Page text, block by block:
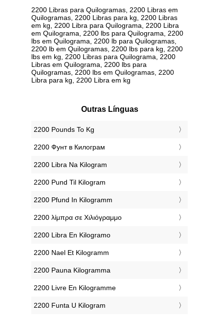
2200 Libras para Quilogramas, 2200 Libras em
Quilogramas, 2200 Libras para kg, 2200 Libras
em kg, 2200 Libra para Quilograma, 2200 Libra
em Quilograma, 2200 lbs para Quilograma, 2200
lbs em Quilograma, 2200 lb para Quilogramas,
2200 lb em Quilogramas, 2200 lbs para kg, 2200
lbs em kg, 2200 Libras para Quilograma, 2200
Libras em Quilograma, 2200 lbs para
Quilogramas, 2200 lbs em Quilogramas, 2200
Libra para kg, 2200 Libra em kg
Outras Línguas
‎2200 Pounds To Kg
‎2200 Фунт в Килограм
‎2200 Libra Na Kilogram
‎2200 Pund Til Kilogram
‎2200 Pfund In Kilogramm
‎2200 λίμπρα σε Χιλιόγραμμο
‎2200 Libra En Kilogramo
‎2200 Nael Et Kilogramm
‎2200 Pauna Kilogramma
‎2200 Livre En Kilogramme
‎2200 Funta U Kilogram